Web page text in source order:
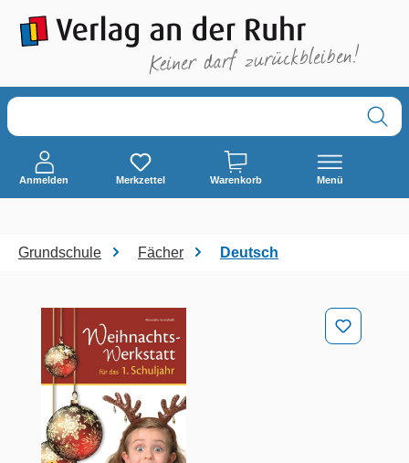
springen
Anmelden Merkzettel Warenkorb Menü
Grundschule Fächer Deutsch
Bildergalerie überspringen